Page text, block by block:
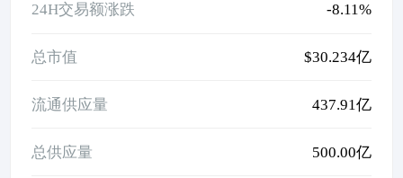
24H交易额涨跌 -8.11%
总市值 $30.234亿
流通供应量 437.91亿
总供应量 500.00亿